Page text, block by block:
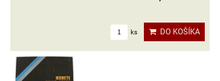
ks DO KOŠÍKA